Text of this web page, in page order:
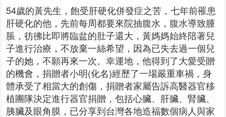
54歲的黃先生，飽受肝硬化併發症之苦，七年前罹患
肝硬化的他，先前每周都要來院抽腹水，腹水導致腫
脹，彷彿比即將臨盆的肚子還大，黃媽媽始終陪著兒
子進行治療，不放棄一絲希望，因為已失去過一個兒
子的她，不願再來一次。幸運地，他得到了大愛受贈
的機會，捐贈者小明(化名)經歷了一場嚴重車禍，身
體承受了相當大的創傷，捐贈者家屬告訴高醫器官移
植團隊決定進行器官捐贈，包括心臟、肝臟、腎臟、
胰臟及眼角膜，已分享到台灣各地造福數個病人與家